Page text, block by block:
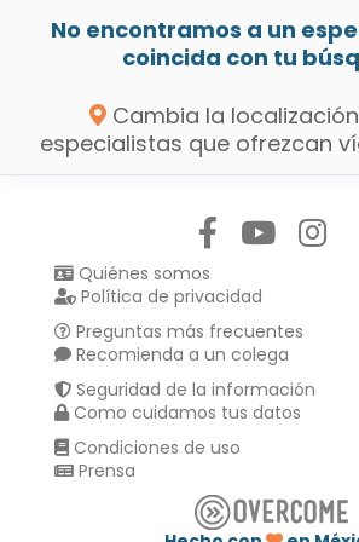
No encontramos a un
coincida con tu
Cambia la
especialistas que ofrezcan
Quiénes somos
Política de privacidad
Preguntas más frecuentes
Recomienda a un colega
Seguridad de la información
Como cuidamos tus datos
Condiciones de uso
Prensa